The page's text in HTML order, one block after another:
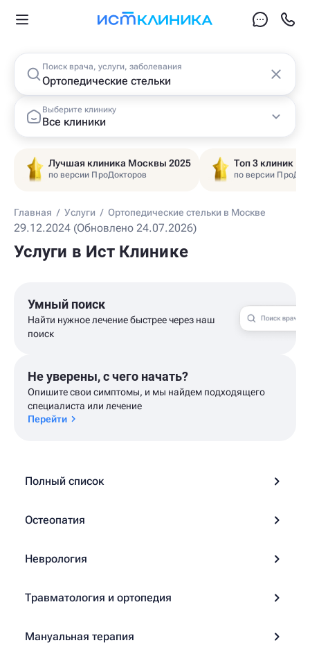
Поиск врача, услуги, заболевания
Выберите клинику
Все клиники
Лучшая клиника Москвы 2025
по версии ПроДокторов
Топ 3 клиник
по версии
Главная / Услуги / Ортопедические стельки в Москве
29.12.2024 (Обновлено 24.07.2026)
Услуги в Ист Клинике
Умный поиск
Найти нужное лечение быстрее через наш
поиск
Не уверены, с чего начать?
Опишите свои симптомы, и мы найдем подходящего
специалиста или лечение
Перейти
Полный список
Остеопатия
Неврология
Травматология и ортопедия
Мануальная терапия